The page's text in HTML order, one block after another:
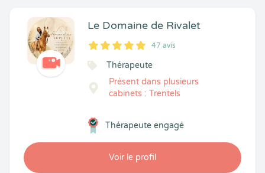
Le Domaine de Rivalet
5
1
5
47 47 avis
Thérapeute
Présent dans plusieurs
cabinets : Trentels
Voir le profil
Thérapeute engagé